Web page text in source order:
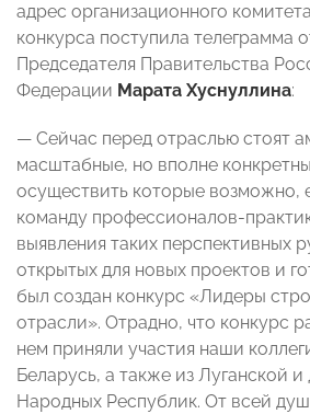
адрес организационного
конкурса поступила телеграмма
Председателя Правительства
Федерации Марата Хуснуллина:
— Сейчас перед отраслью стоят
масштабные, но вполне
осуществить которые возможно,
команду профессионалов-
выявления таких перспективных
открытых для новых проектов и
был создан конкурс «Лидеры
отрасли». Отрадно, что конкурс
нем приняли участия наши
Беларусь, а также из Луганской
Народных Республик. От всей